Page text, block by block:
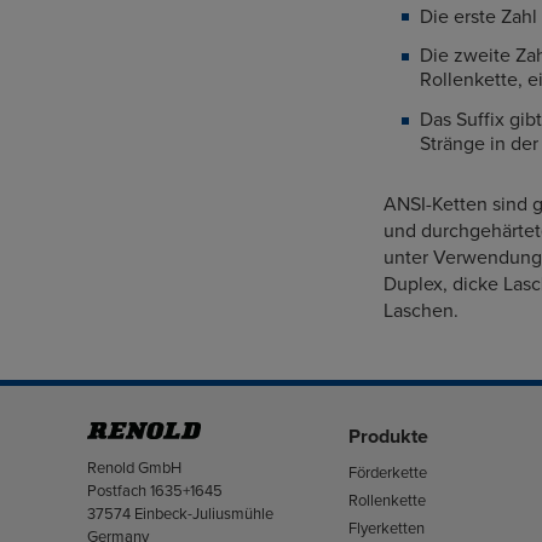
Die erste
Die zweite
Rollenkette,
Das Suffix
Stränge in
ANSI-Ketten sind
und
unter
Duplex, dicke
Laschen.
Adresse
Renold GmbH
Postfach 1635+1645
37574 Einbeck-Juliusmühle
Germany
Produkte
Förderkette
Rollenkette
Flyerketten